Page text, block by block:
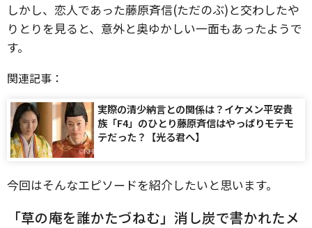
しかし、恋人であった藤原斉信(ただのぶ)と交わしたや
りとりを見ると、意外と奥ゆかしい一面もあったようで
す。
関連記事：
実際の清少納言との関係は？イケメン平安貴
族「F4」のひとり藤原斉信はやっぱりモテモ
テだった？【光る君へ】
今回はそんなエピソードを紹介したいと思います。
「草の庵を誰かたづねむ」消し炭で書かれたメ